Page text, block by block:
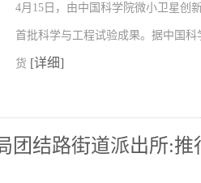
4月15日，由中国科学院微小卫星创
首批科学与工程试验成果。据中国
货 [详细]
团结路街道派出所:推